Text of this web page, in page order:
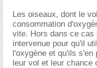
Les oiseaux, dont le
consommation
vite. Hors dans ce
intervenue pour qu'il
l'oxygène et qu'ils s'en
leur vol et leur chance